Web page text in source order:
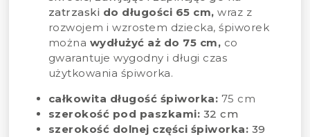
zatrzaski do długości 65 cm, wraz z
rozwojem i wzrostem dziecka, śpiworek
można wydłużyć aż do 75 cm, co
gwarantuje wygodny i długi czas
użytkowania śpiworka.
całkowita długość śpiworka: 75 cm
szerokość pod paszkami: 32 cm
szerokość dolnej części śpiworka: 39